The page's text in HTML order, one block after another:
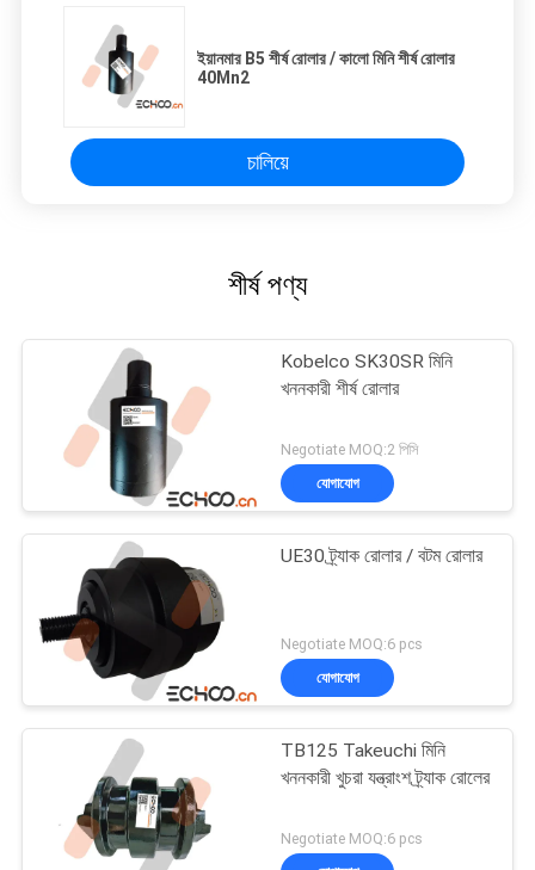
ইয়ানমার B5 শীর্ষ রোলার / কালো মিনি শীর্ষ রোলার
40Mn2
চালিয়ে
শীর্ষ পণ্য
Kobelco SK30SR মিনি
খননকারী শীর্ষ রোলার
Negotiate MOQ:2 পিসি
যোগাযোগ
UE30 ট্র্যাক রোলার / বটম রোলার
Negotiate MOQ:6 pcs
যোগাযোগ
TB125 Takeuchi মিনি
খননকারী খুচরা যন্ত্রাংশ ট্র্যাক রোলের
Negotiate MOQ:6 pcs